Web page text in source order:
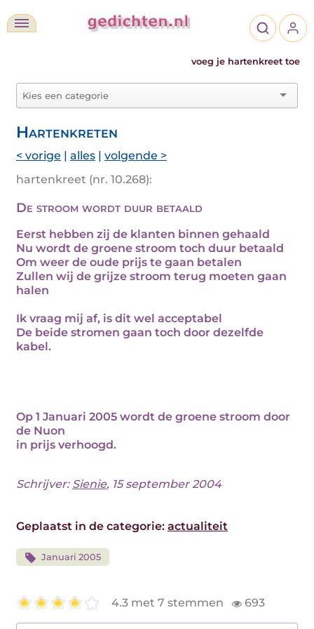
voeg je hartenkreet toe
Hartenkreten
< vorige | alles | volgende >
hartenkreet (nr. 10.268):
De stroom wordt duur betaald
Eerst hebben zij de klanten binnen gehaald
Nu wordt de groene stroom toch duur betaald
Om weer de oude prijs te gaan betalen
Zullen wij de grijze stroom terug moeten gaan
halen
Ik vraag mij af, is dit wel acceptabel
De beide stromen gaan toch door dezelfde
kabel.
Op 1 Januari 2005 wordt de groene stroom door
de Nuon
in prijs verhoogd.
Schrijver: Sienie, 15 september 2004
Geplaatst in de categorie: actualiteit
Januari 2005
4.3 met 7 stemmen 693